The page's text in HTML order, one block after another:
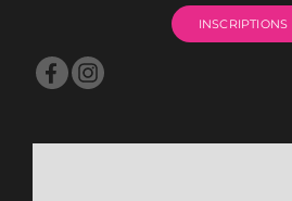
INSCRIPTIONS